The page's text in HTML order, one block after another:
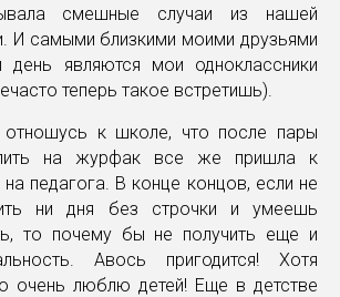
смешные случаи из нашей
И самыми близкими моими друзьями
день являются мои одноклассники
теперь такое встретишь).
отношусь к школе, что после пары
на журфак все же пришла к
педагога. В конце концов, если не
ни дня без строчки и умеешь
то почему бы не получить еще и
Авось пригодится! Хотя
очень люблю детей! Еще в детстве